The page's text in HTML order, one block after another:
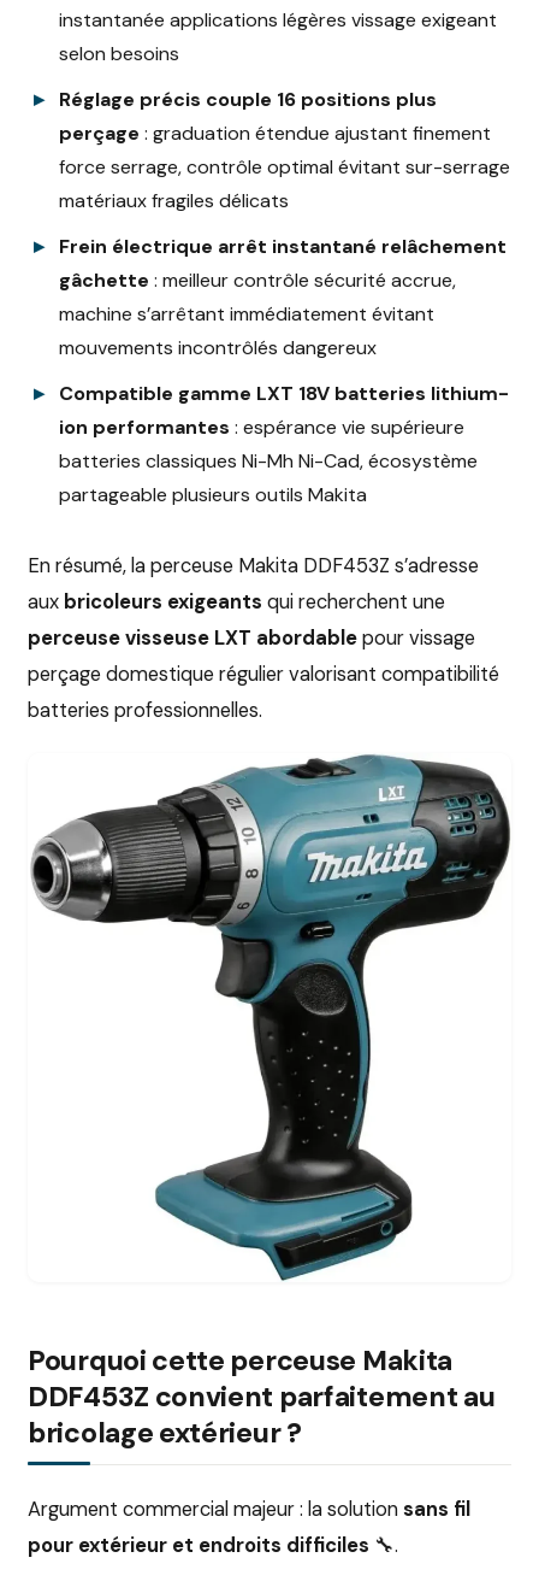
instantanée applications légères vissage exigeant
selon besoins
Réglage précis couple 16 positions plus
perçage : graduation étendue ajustant finement
force serrage, contrôle optimal évitant sur-serrage
matériaux fragiles délicats
Frein électrique arrêt instantané relâchement
gâchette : meilleur contrôle sécurité accrue,
machine s’arrêtant immédiatement évitant
mouvements incontrôlés dangereux
Compatible gamme LXT 18V batteries lithium-
ion performantes : espérance vie supérieure
batteries classiques Ni-Mh Ni-Cad, écosystème
partageable plusieurs outils Makita
En résumé, la perceuse Makita DDF453Z s’adresse
aux bricoleurs exigeants qui recherchent une
perceuse visseuse LXT abordablepour vissage
perçage domestique régulier valorisant compatibilité
batteries professionnelles.
Pourquoi cette perceuse Makita
DDF453Z convient parfaitement au
bricolage extérieur ?
Argument commercial majeur : la solutionsans fil
pour extérieur et endroits difficiles 🔧.